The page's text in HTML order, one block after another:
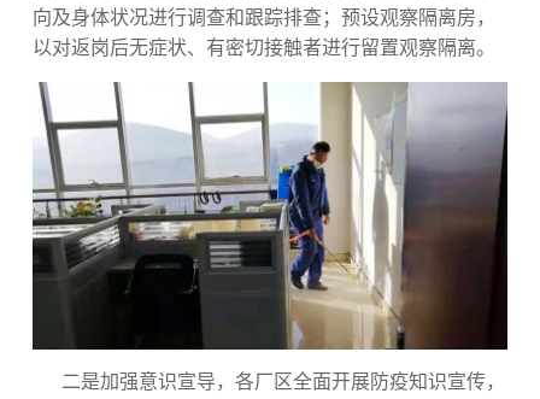
向及身体状况进行调查和跟踪排查；预设观察隔离房，
以对返岗后无症状、有密切接触者进行留置观察隔离。
二是加强意识宣导，各厂区全面开展防疫知识宣传，